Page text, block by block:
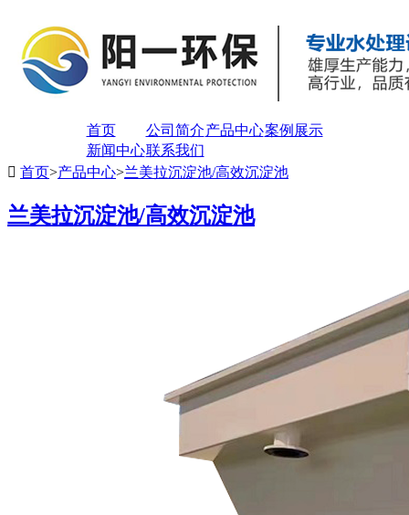
首页 公司简介产品中心案例展示
新闻中心联系我们
 首页>产品中心>兰美拉沉淀池/高效沉淀池
兰美拉沉淀池/高效沉淀池